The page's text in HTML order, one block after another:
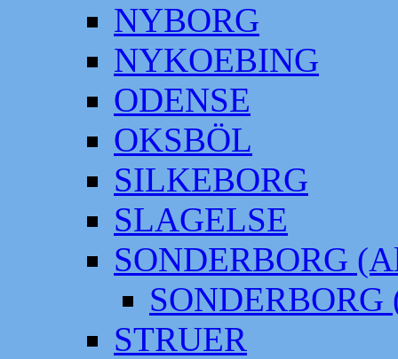
NYBORG
NYKOEBING
ODENSE
OKSBÖL
SILKEBORG
SLAGELSE
SONDERBORG
SONDERBORG
STRUER